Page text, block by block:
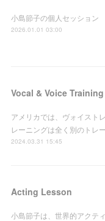
小島節子の個人セッション
2026.01.01 03:00
Vocal & Voice Training
アメリカでは、ヴォイスト
レーニングは全く別のトレ
2024.03.31 15:45
Acting Lesson
小島節子は、世界的アクテ